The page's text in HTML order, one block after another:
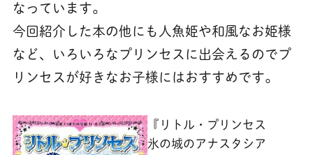
なっています。
今回紹介した本の他にも人魚姫や和風なお姫様
など、いろいろなプリンセスに出会えるのでプ
リンセスが好きなお子様にはおすすめです。
『リトル・プリンセス
氷の城のアナスタシア